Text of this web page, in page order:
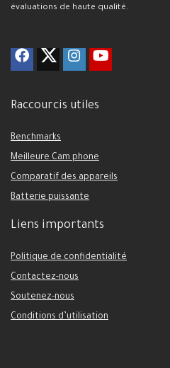
évaluations de haute qualité.
Raccourcis utiles
Benchmarks
Meilleure Cam phone
Comparatif des appareils
Batterie puissante
Liens importants
Politique de confidentialité
Contactez-nous
Soutenez-nous
Conditions d’utilisation